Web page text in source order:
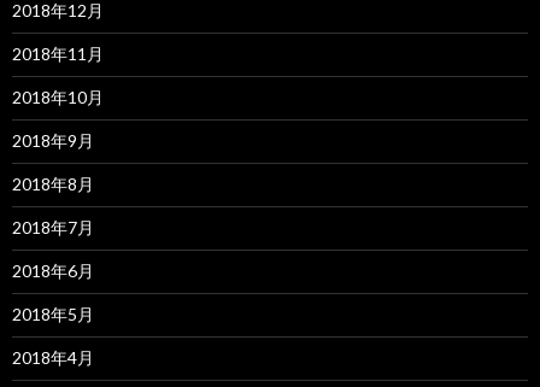
2018年12月
2018年11月
2018年10月
2018年9月
2018年8月
2018年7月
2018年6月
2018年5月
2018年4月